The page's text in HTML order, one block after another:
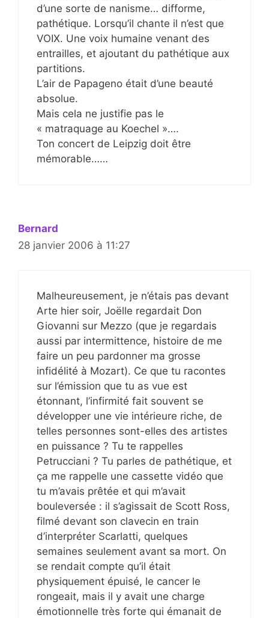
d’une sorte de nanisme… difforme,
pathétique. Lorsqu’il chante il n’est que
VOIX. Une voix humaine venant des
entrailles, et ajoutant du pathétique aux
partitions.
L’air de Papageno était d’une beauté
absolue.
Mais cela ne justifie pas le
« matraquage au Koechel »….
Ton concert de Leipzig doit être
mémorable……
Bernard
28 janvier 2006 à 11:27
Malheureusement, je n’étais pas devant
Arte hier soir, Joëlle regardait Don
Giovanni sur Mezzo (que je regardais
aussi par intermittence, histoire de me
faire un peu pardonner ma grosse
infidélité à Mozart). Ce que tu racontes
sur l’émission que tu as vue est
étonnant, l’infirmité fait souvent se
développer une vie intérieure riche, de
telles personnes sont-elles des artistes
en puissance ? Tu te rappelles
Petrucciani ? Tu parles de pathétique, et
ça me rappelle une cassette vidéo que
tu m’avais prêtée et qui m’avait
bouleversée : il s’agissait de Scott Ross,
filmé devant son clavecin en train
d’interpréter Scarlatti, quelques
semaines seulement avant sa mort. On
se rendait compte qu’il était
physiquement épuisé, le cancer le
rongeait, mais il y avait une charge
émotionnelle très forte qui émanait de